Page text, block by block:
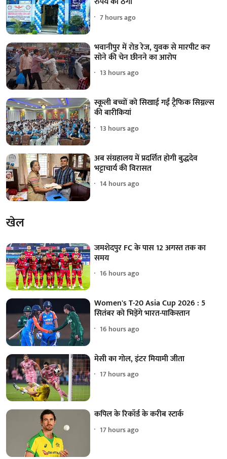
7 hours ago
भवानीपुर में रोड रेज, युवक से मारपीट कर
सोने की चेन छीनने का आरोप
13 hours ago
स्कूली बच्चों को सिखाई गईं ट्रैफिक सिग्नल्स
की बारीकियां
13 hours ago
अब संग्रहालय में प्रदर्शित होगी बुद्धदेव
भट्टाचार्य की विरासत
14 hours ago
खेल
जमशेदपुर FC के पास 12 अगस्त तक का
समय
16 hours ago
Women's T-20 Asia Cup 2026 : 5
सितंबर को भिड़ेंगे भारत-पाकिस्तान
16 hours ago
मेसी का गोल, इंटर मियामी जीता
17 hours ago
कपिल के रिकॉर्ड के करीब स्टार्क
17 hours ago